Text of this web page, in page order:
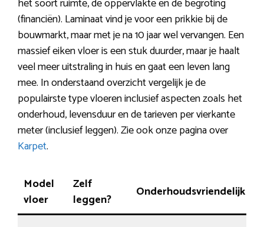
(financiën). Laminaat vind je voor een prikkie bij de
bouwmarkt, maar met je na 10 jaar wel vervangen. Een
massief eiken vloer is een stuk duurder, maar je haalt
veel meer uitstraling in huis en gaat een leven lang
mee. In onderstaand overzicht vergelijk je de
populairste type vloeren inclusief aspecten zoals het
onderhoud, levensduur en de tarieven per vierkante
meter (inclusief leggen). Zie ook onze pagina over
Karpet.
Model
vloer
Zelf
leggen?
Onderhoudsvriendelijk